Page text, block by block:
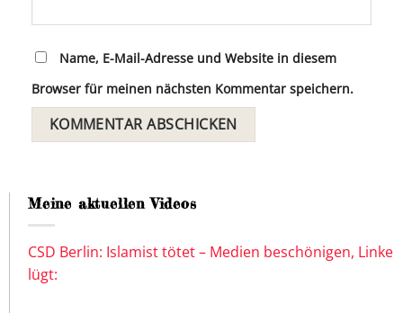
Name, E-Mail-Adresse und Website in diesem
Browser für meinen nächsten Kommentar speichern.
Meine aktuellen Videos
CSD Berlin: Islamist tötet – Medien beschönigen, Linke
lügt: